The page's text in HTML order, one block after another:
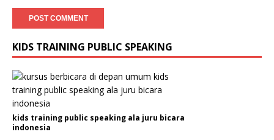
KIDS TRAINING PUBLIC SPEAKING
kids training public speaking ala juru bicara
indonesia